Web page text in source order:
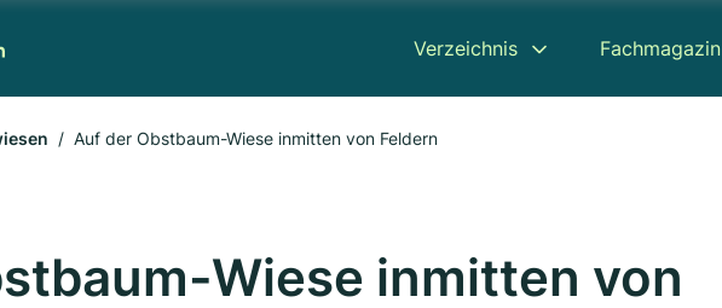
Verzeichnis Fachmagazin
Auf der Obstbaum-Wiese inmitten von Feldern
Wiese inmitten von